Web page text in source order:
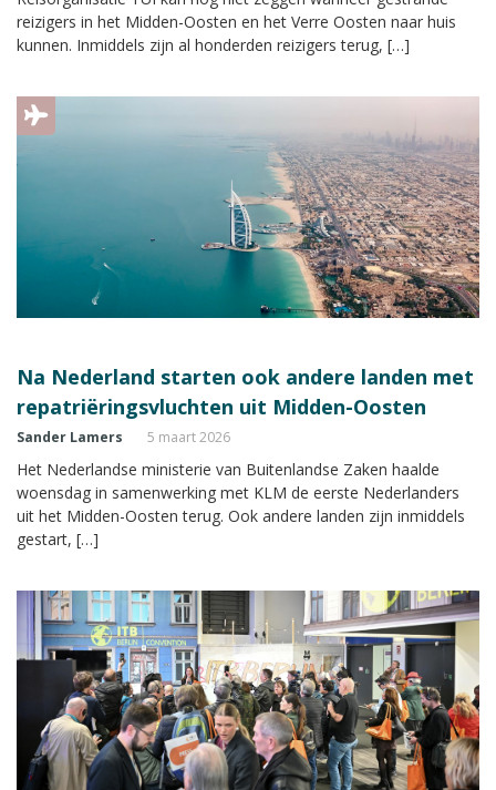
reizigers in het Midden-Oosten en het Verre Oosten naar huis
kunnen. Inmiddels zijn al honderden reizigers terug, […]
Na Nederland starten ook andere landen met
repatriëringsvluchten uit Midden-Oosten
Sander Lamers 5 maart 2026
Het Nederlandse ministerie van Buitenlandse Zaken haalde
woensdag in samenwerking met KLM de eerste Nederlanders
uit het Midden-Oosten terug. Ook andere landen zijn inmiddels
gestart, […]